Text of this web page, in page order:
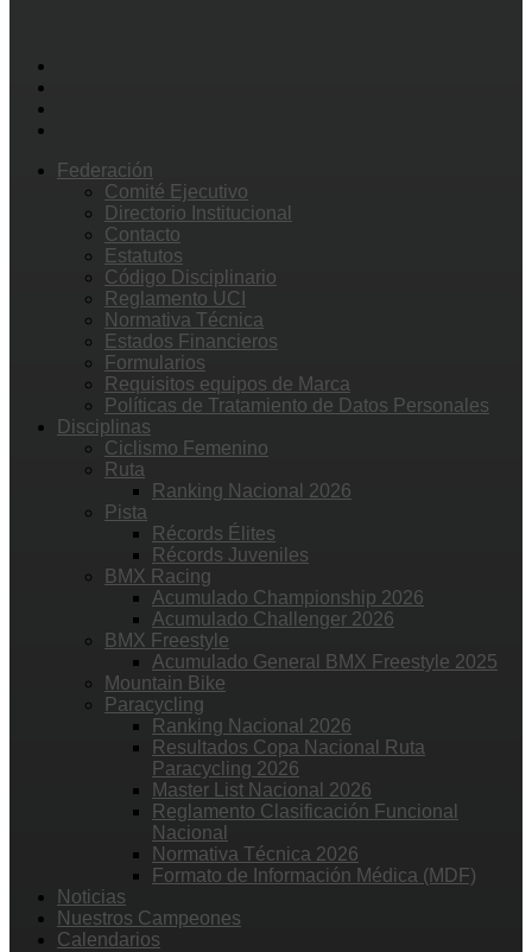
Federación
Comité Ejecutivo
Directorio Institucional
Contacto
Estatutos
Código Disciplinario
Reglamento UCI
Normativa Técnica
Estados Financieros
Formularios
Requisitos equipos de Marca
Políticas de Tratamiento de Datos Personales
Disciplinas
Ciclismo Femenino
Ruta
Ranking Nacional 2026
Pista
Récords Élites
Récords Juveniles
BMX Racing
Acumulado Championship 2026
Acumulado Challenger 2026
BMX Freestyle
Acumulado General BMX Freestyle 2025
Mountain Bike
Paracycling
Ranking Nacional 2026
Resultados Copa Nacional Ruta
Paracycling 2026
Master List Nacional 2026
Reglamento Clasificación Funcional
Nacional
Normativa Técnica 2026
Formato de Información Médica (MDF)
Noticias
Nuestros Campeones
Calendarios